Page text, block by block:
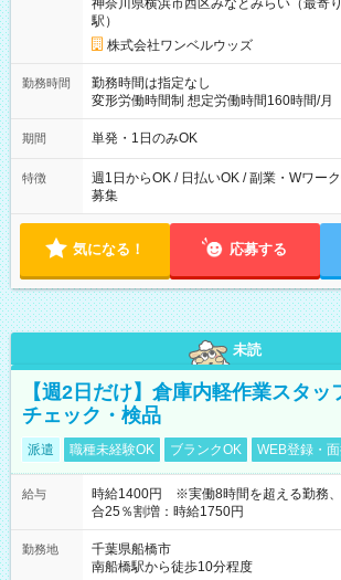
神奈川県横浜市西区みなとみらい（最寄
駅）
株式会社ワンベルウッズ
勤務時間
勤務時間は指定なし
変形労働時間制 想定労働時間160時間/月 【シフト例】 ・8：00
～21：00
期間 単発・1日のみOK
特徴
週1日からOK / 日払いOK / 副業・Wワー
募集
気になる！ 応募する
未読
【週2日だけ】倉庫内軽作業スタ
チェック・検品
派遣 職種未経験OK ブランクOK WEB登録・
給与
時給1400円 ※実働8時間を超える勤務
合25％割増：時給1750円
勤務地
千葉県船橋市
南船橋駅から徒歩10分程度